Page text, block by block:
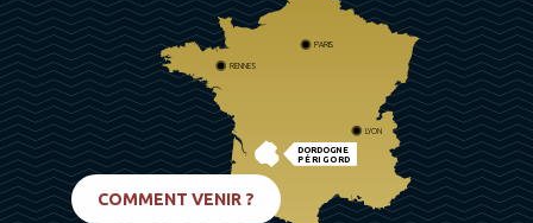
DORDOGNE
PÉRIGORD
PARIS
RENNES
LYON
COMMENT VENIR ?